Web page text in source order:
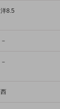
洋8.5
－
－
西